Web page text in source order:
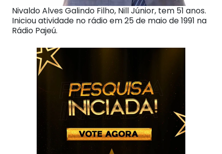
Nivaldo Alves Galindo Filho, Nill Júnior, tem 51 anos.
Iniciou atividade no rádio em 25 de maio de 1991 na
Rádio Pajeú.